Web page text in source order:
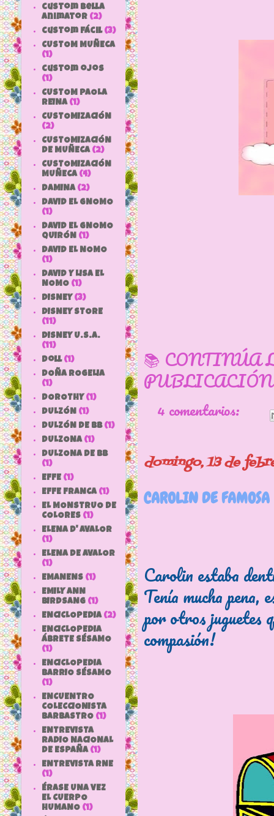
📚 CONTINÚA
4 comentarios:
domingo, 13 de
CAROLIN DE
Carolin estaba
Tenía mucha pena,
por otros juguetes
compasión!
custom bella
animator (2)
custom fácil (3)
CUSTOM MUÑECA
(1)
custom ojos
(1)
CUSTOM PAOLA
REINA (1)
CUSTOMIZACIÓN
(2)
CUSTOMIZACIÓN
DE MUÑECA (2)
CUSTOMIZACIÓN
MUÑECA (4)
DAMINA (2)
DAVID EL GNOMO
(1)
DAVID EL GNOMO
QUIRÓN (1)
DAVID EL NOMO
(1)
DAVID Y LISA EL
NOMO (1)
DISNEY (3)
DISNEY STORE
(11)
DISNEY U.S.A.
(11)
doll (1)
DOÑA ROGELIA
(1)
DOROTHY (1)
DULZÓN (1)
DULZÓN DE BB (1)
DULZONA (1)
DULZONA DE BB
(1)
EFFE (1)
EFFE FRANCA (1)
EL MONSTRUO DE
COLORES (1)
ELENA D' AVALOR
(1)
ELENA DE AVALOR
(1)
EMANENS (1)
EMILY ANN
BIRDSANG (1)
ENCICLOPEDIA (2)
ENCICLOPEDIA
ÁBRETE SÉSAMO
(1)
ENCICLOPEDIA
BARRIO SÉSAMO
(1)
ENCUENTRO
COLECCIONISTA
BARBASTRO (1)
ENTREVISTA
RADIO NACIONAL
DE ESPAÑA (1)
ENTREVISTA RNE
(1)
ÉRASE UNA VEZ
EL CUERPO
HUMANO (1)